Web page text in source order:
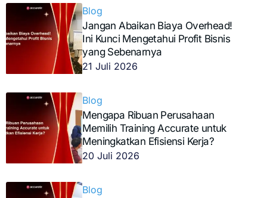
Blog
Jangan Abaikan Biaya Overhead!
Ini Kunci Mengetahui Profit Bisnis
yang Sebenarnya
21 Juli 2026
Blog
Mengapa Ribuan Perusahaan
Memilih Training Accurate untuk
Meningkatkan Efisiensi Kerja?
20 Juli 2026
Blog